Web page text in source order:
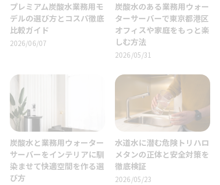
プレミアム炭酸水業務用モ
デルの選び方とコスパ徹底
比較ガイド
2026/06/07
炭酸水のある業務用ウォー
ターサーバーで東京都港区
オフィスや家庭をもっと楽
しむ方法
2026/05/31
炭酸水と業務用ウォーター
サーバーをインテリアに馴
染ませて快適空間を作る選
び方
水道水に潜む危険トリハロ
メタンの正体と安全対策を
徹底検証
2026/05/23